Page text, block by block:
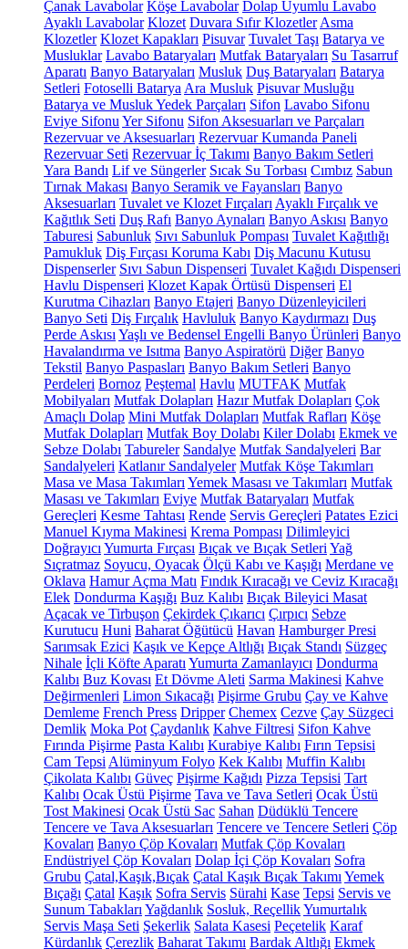
Çanak Lavabolar Köşe Lavabolar Dolap Uyumlu Lavabo
Ayaklı Lavabolar Klozet Duvara Sıfır Klozetler Asma
Klozetler Klozet Kapakları Pisuvar Tuvalet Taşı Batarya ve
Musluklar Lavabo Bataryaları Mutfak Bataryaları Su Tasarruf
Aparatı Banyo Bataryaları Musluk Duş Bataryaları Batarya
Setleri Fotoselli Batarya Ara Musluk Pisuvar Musluğu
Batarya ve Musluk Yedek Parçaları Sifon Lavabo Sifonu
Eviye Sifonu Yer Sifonu Sifon Aksesuarları ve Parçaları
Rezervuar ve Aksesuarları Rezervuar Kumanda Paneli
Rezervuar Seti Rezervuar İç Takımı Banyo Bakım Setleri
Yara Bandı Lif ve Süngerler Sıcak Su Torbası Cımbız Sabun
Tırnak Makası Banyo Seramik ve Fayansları Banyo
Aksesuarları Tuvalet ve Klozet Fırçaları Ayaklı Fırçalık ve
Kağıtlık Seti Duş Rafı Banyo Aynaları Banyo Askısı Banyo
Taburesi Sabunluk Sıvı Sabunluk Pompası Tuvalet Kağıtlığı
Pamukluk Diş Fırçası Koruma Kabı Diş Macunu Kutusu
Dispenserler Sıvı Sabun Dispenseri Tuvalet Kağıdı Dispenseri
Havlu Dispenseri Klozet Kapak Örtüsü Dispenseri El
Kurutma Cihazları Banyo Etajeri Banyo Düzenleyicileri
Banyo Seti Diş Fırçalık Havluluk Banyo Kaydırmazı Duş
Perde Askısı Yaşlı ve Bedensel Engelli Banyo Ürünleri Banyo
Havalandırma ve Isıtma Banyo Aspiratörü Diğer Banyo
Tekstil Banyo Paspasları Banyo Bakım Setleri Banyo
Perdeleri Bornoz Peştemal Havlu MUTFAK Mutfak
Mobilyaları Mutfak Dolapları Hazır Mutfak Dolapları Çok
Amaçlı Dolap Mini Mutfak Dolapları Mutfak Rafları Köşe
Mutfak Dolapları Mutfak Boy Dolabı Kiler Dolabı Ekmek ve
Sebze Dolabı Tabureler Sandalye Mutfak Sandalyeleri Bar
Sandalyeleri Katlanır Sandalyeler Mutfak Köşe Takımları
Masa ve Masa Takımları Yemek Masası ve Takımları Mutfak
Masası ve Takımları Eviye Mutfak Bataryaları Mutfak
Gereçleri Kesme Tahtası Rende Servis Gereçleri Patates Ezici
Manuel Kıyma Makinesi Krema Pompası Dilimleyici
Doğrayıcı Yumurta Fırçası Bıçak ve Bıçak Setleri Yağ
Sıçratmaz Soyucu, Oyacak Ölçü Kabı ve Kaşığı Merdane ve
Oklava Hamur Açma Matı Fındık Kıracağı ve Ceviz Kıracağı
Elek Dondurma Kaşığı Buz Kalıbı Bıçak Bileyici Masat
Açacak ve Tirbuşon Çekirdek Çıkarıcı Çırpıcı Sebze
Kurutucu Huni Baharat Öğütücü Havan Hamburger Presi
Sarımsak Ezici Kaşık ve Kepçe Altlığı Bıçak Standı Süzgeç
Nihale İçli Köfte Aparatı Yumurta Zamanlayıcı Dondurma
Kalıbı Buz Kovası Et Dövme Aleti Sarma Makinesi Kahve
Değirmenleri Limon Sıkacağı Pişirme Grubu Çay ve Kahve
Demleme French Press Dripper Chemex Cezve Çay Süzgeci
Demlik Moka Pot Çaydanlık Kahve Filtresi Sifon Kahve
Fırında Pişirme Pasta Kalıbı Kurabiye Kalıbı Fırın Tepsisi
Cam Tepsi Alüminyum Folyo Kek Kalıbı Muffin Kalıbı
Çikolata Kalıbı Güveç Pişirme Kağıdı Pizza Tepsisi Tart
Kalıbı Ocak Üstü Pişirme Tava ve Tava Setleri Ocak Üstü
Tost Makinesi Ocak Üstü Sac Sahan Düdüklü Tencere
Tencere ve Tava Aksesuarları Tencere ve Tencere Setleri Çöp
Kovaları Banyo Çöp Kovaları Mutfak Çöp Kovaları
Endüstriyel Çöp Kovaları Dolap İçi Çöp Kovaları Sofra
Grubu Çatal,Kaşık,Bıçak Çatal Kaşık Bıçak Takımı Yemek
Bıçağı Çatal Kaşık Sofra Servis Sürahi Kase Tepsi Servis ve
Sunum Tabakları Yağdanlık Sosluk, ReçellikYumurtalık
Servis Maşa Seti Şekerlik Salata Kasesi Peçetelik Karaf
Kürdanlık Çerezlik Baharat Takımı Bardak Altlığı Ekmek